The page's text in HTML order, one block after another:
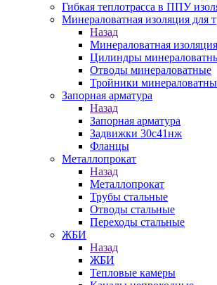
Гибкая теплотрасса в ППУ
Минераловатная изоляция для
Назад
Минераловатная
Цилиндры
Отводы минераловатные
Тройники
Запорная арматура
Назад
Запорная арматура
Задвижки 30с41нж
Фланцы
Металлопрокат
Назад
Металлопрокат
Трубы стальные
Отводы стальные
Переходы стальные
ЖБИ
Назад
ЖБИ
Тепловые камеры